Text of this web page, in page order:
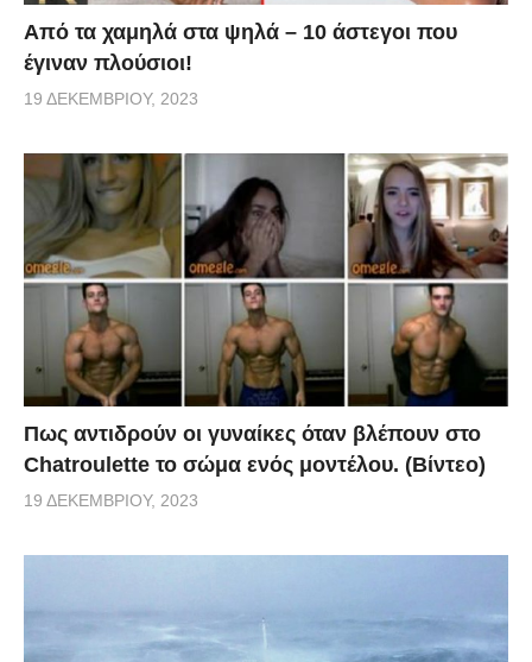
Από τα χαμηλά στα ψηλά – 10 άστεγοι που
έγιναν πλούσιοι!
19 ΔΕΚΕΜΒΡΊΟΥ, 2023
Πως αντιδρούν οι γυναίκες όταν βλέπουν στο
Chatroulette το σώμα ενός μοντέλου. (Βίντεο)
19 ΔΕΚΕΜΒΡΊΟΥ, 2023